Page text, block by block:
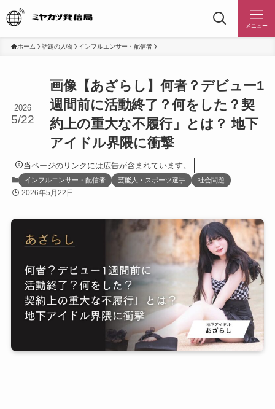
メニュー
ホーム 話題の人物 インフルエンサー・配信者
画像【あざらし】何者？デビュー1
週間前に活動終了？何をした？契
約上の重大な不履行」とは？ 地下
アイドル界隈に衝撃
2026
5/22
当ページのリンクには広告が含まれています。
インフルエンサー・配信者 芸能人・スポーツ選手 社会問題
2026年5月22日